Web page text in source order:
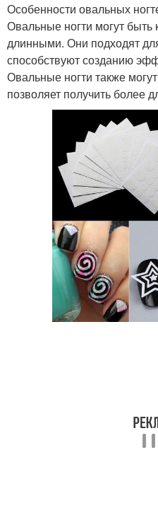
Особенности овальных
Овальные ногти могут быть
длинными. Они подходят
способствуют созданию
Овальные ногти также
позволяет получить более